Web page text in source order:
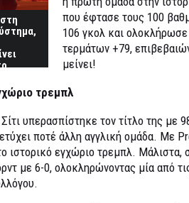
που έφτασε τους 100
106 γκολ και
τερμάτων +79,
μείνει!
τρεμπλ
υπερασπίστηκε τον τίτλο της με
ποτέ άλλη αγγλική ομάδα. Με
ιστορικό εγχώριο τρεμπλ. Μάλιστα,
με 6-0, ολοκληρώνοντας μία από